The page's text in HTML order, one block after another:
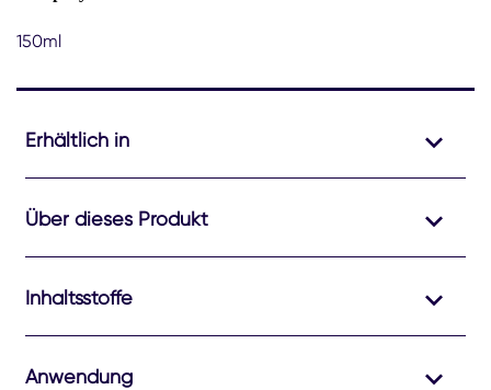
150ml
Erhältlich in
Über dieses Produkt
Inhaltsstoffe
Anwendung